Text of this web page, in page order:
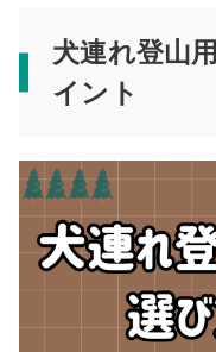
犬連れ登山
イント